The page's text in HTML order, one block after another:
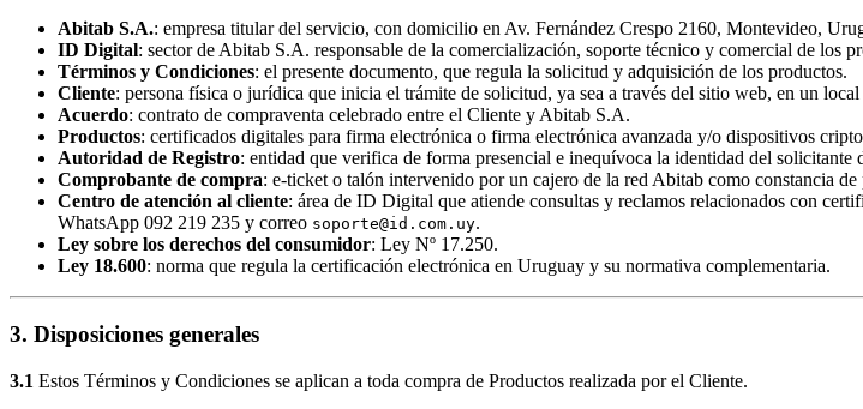
Abitab S.A.: empresa titular del servicio, con domicilio en Av. Fernández Crespo 2160, Montevideo,
ID Digital: sector de Abitab S.A. responsable de la comercialización, soporte técnico y comercial de los
Términos y Condiciones: el presente documento, que regula la solicitud y adquisición de los productos.
Cliente: persona física o jurídica que inicia el trámite de solicitud, ya sea a través del sitio web, en un
Acuerdo: contrato de compraventa celebrado entre el Cliente y Abitab S.A.
Productos: certificados digitales para firma electrónica o firma electrónica avanzada y/o dispositivos
Autoridad de Registro: entidad que verifica de forma presencial e inequívoca la identidad del solicitante
Comprobante de compra: e-ticket o talón intervenido por un cajero de la red Abitab como constancia de
Centro de atención al cliente: área de ID Digital que atiende consultas y reclamos relacionados con
WhatsApp 092 219 235 y correo soporte@id.com.uy.
Ley sobre los derechos del consumidor: Ley Nº 17.250.
Ley 18.600: norma que regula la certificación electrónica en Uruguay y su normativa complementaria.
3. Disposiciones generales
3.1 Estos Términos y Condiciones se aplican a toda compra de Productos realizada por el Cliente.